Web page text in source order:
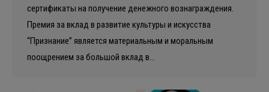
сертификаты на получение денежного вознаграждения.
Премия за вклад в развитие культуры и искусства
“Признание” является материальным и моральным
поощрением за большой вклад в…